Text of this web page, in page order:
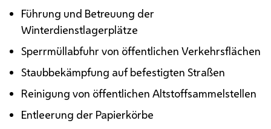
Führung und Betreuung der
Winterdienstlagerplätze
Sperrmüllabfuhr von öffentlichen Verkehrsflächen
Staubbekämpfung auf befestigten Straßen
Reinigung von öffentlichen Altstoffsammelstellen
Entleerung der Papierkörbe